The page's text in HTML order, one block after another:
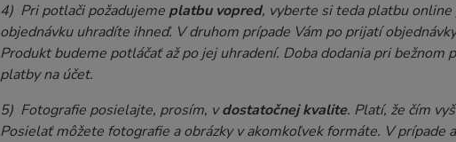
4) Pri potlači požadujeme platbu vopred, vyberte si teda platbu
objednávku uhradíte ihneď. V druhom prípade Vám po prijatí
Produkt budeme potláčať až po jej uhradení. Doba dodania pri bežnom
platby na účet.
5) Fotografie posielajte, prosím, vdostatočnej kvalite. Platí, že čím
Posielať môžete fotografie a obrázky v akomkoľvek formáte. V